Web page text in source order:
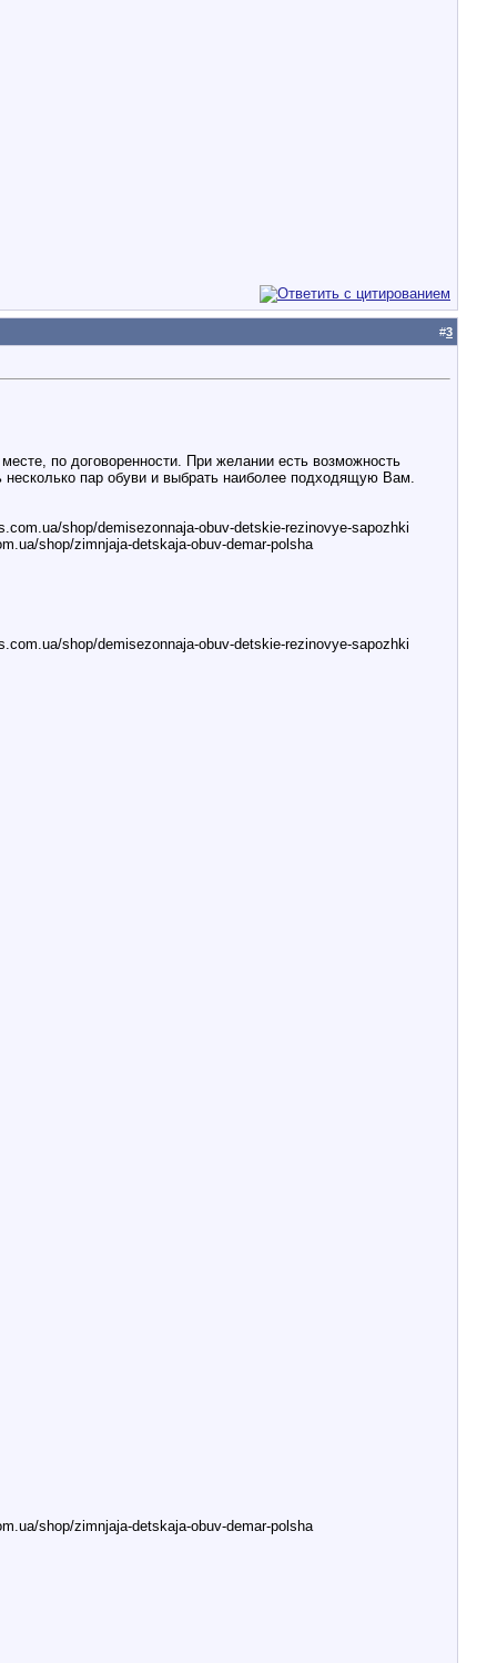
#3
по договоренности. При желании есть возможность
пар обуви и выбрать наиболее подходящую Вам.
shop/demisezonnaja-obuv-detskie-rezinovye-sapozhki
shop/zimnjaja-detskaja-obuv-demar-polsha
shop/demisezonnaja-obuv-detskie-rezinovye-sapozhki
shop/zimnjaja-detskaja-obuv-demar-polsha